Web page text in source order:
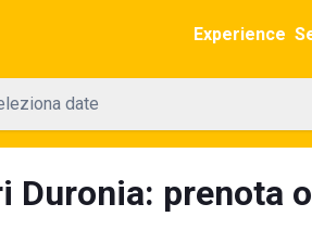
Experience
date
Duronia: prenota